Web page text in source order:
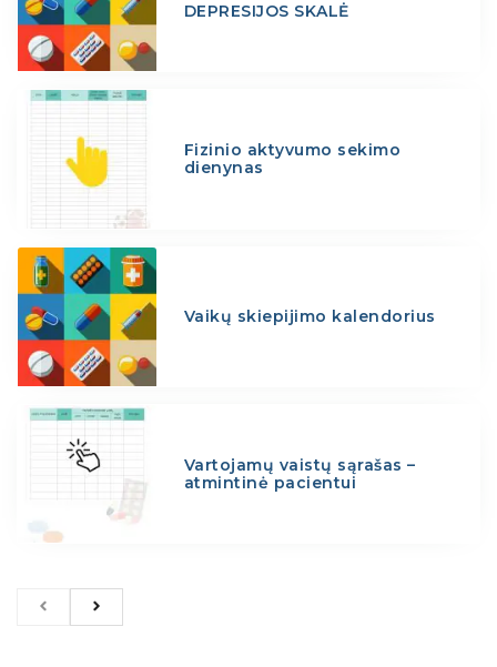
DEPRESIJOS SKALĖ
Fizinio aktyvumo sekimo
dienynas
Vaikų skiepijimo kalendorius
Vartojamų vaistų sąrašas –
atmintinė pacientui